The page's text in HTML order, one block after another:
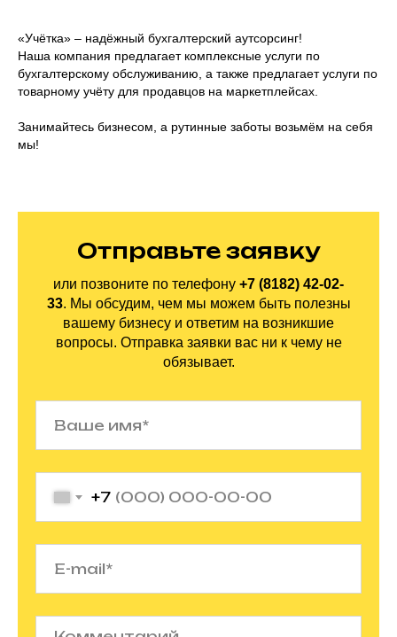
«Учётка» – надёжный бухгалтерский аутсорсинг!
Наша компания предлагает комплексные услуги по
бухгалтерскому обслуживанию, а также предлагает услуги по
товарному учёту для продавцов на маркетплейсах.
Занимайтесь бизнесом, а рутинные заботы возьмём на себя
мы!
Отправьте заявку
или позвоните по телефону +7 (8182) 42-02-
33. Мы обсудим, чем мы можем быть полезны
вашему бизнесу и ответим на возникшие
вопросы. Отправка заявки вас ни к чему не
обязывает.
+7